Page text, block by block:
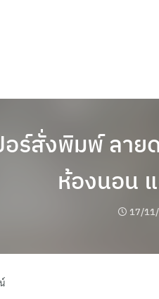
อร์สั่งพิมพ์ ลา
ห้องนอน
17/